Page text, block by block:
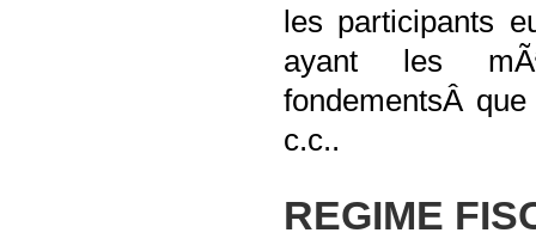
les participants
ayant les
fondementsÂ
c.c..
REGIME